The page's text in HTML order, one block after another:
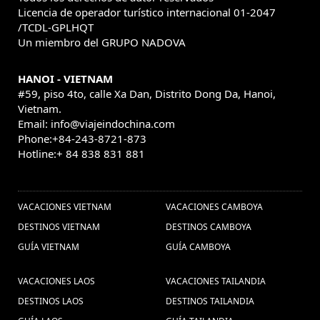
tailandia (1) ,iglesias en Vietnam (1)
, viajes vietnam en grupo (1) ,Descobrir o Vietnã (1) ,
Excusiones Myanmar (5) ,
Viajes a
Tailandia personalizados (2) ,
comida (2) , Mianmar (1) ,
Indochina Tours (3) ,
(1) ,viagens ao tailandia (1) ,vacaciones
myanmar vietnam (3) ,
viaje a Japón (1) ,Ofertas viajes
vietnam (1) ,
Guia de Vietnam (1) ,Excurcoes
Vietnam (22) ,
viagem vietna (1) , Férias em
tet de vietnam (1) ,Férias
Licencia de operador turístico internacional 01-2047
/TCDL-GPLHQT
Un miembro del GRUPO NADOVA
HANOI - VIETNAM
#59, piso 4to, calle Xa Dan, Distrito Dong Da, Hanoi,
Vietnam.
Email: info@viajeindochina.com
Phone:+84-243-8721-873
Hotline:+ 84 838 831 881
VACACIONES VIETNAM
DESTINOS VIETNAM
GUÍA VIETNAM
VACACIONES CAMBOYA
DESTINOS CAMBOYA
GUÍA CAMBOYA
VACACIONES LAOS
DESTINOS LAOS
VACACIONES TAILANDIA
DESTINOS TAILANDIA